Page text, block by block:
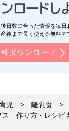
日数に合った情報を毎日
後まで長く使える無料ア
ダウンロード
児 離乳食
ス 作り方・レシピ